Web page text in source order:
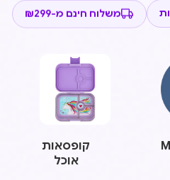
משלוח חינם מ-₪299
קופסאות
אוכל